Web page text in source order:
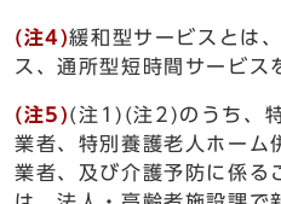
(注4)緩和型サービスとは
ス、通所型短時間サービス
(注5)(注1)(注2)のうち、
業者、特別養護老人ホーム
業者、及び介護予防に係る